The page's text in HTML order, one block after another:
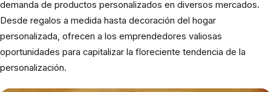
demanda de productos personalizados en diversos mercados.
Desde regalos a medida hasta decoración del hogar
personalizada, ofrecen a los emprendedores valiosas
oportunidades para capitalizar la floreciente tendencia de la
personalización.